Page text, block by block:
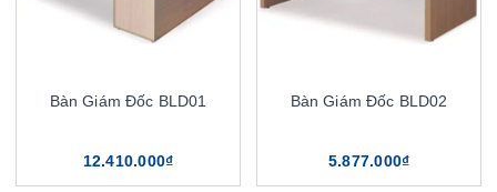
Bàn Giám Đốc BLD01
12.410.000₫
Bàn Giám Đốc BLD02
5.877.000₫